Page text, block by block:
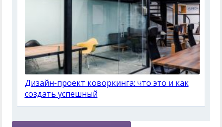
Дизайн-проект коворкинга: что это и как
создать успешный